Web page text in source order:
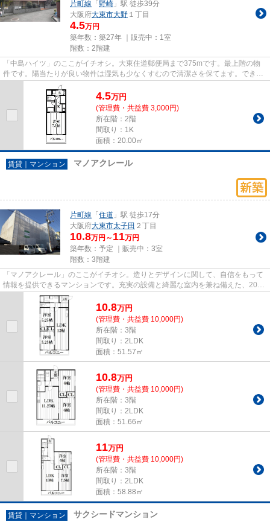
片町線 「 野崎 」駅 徒歩39分
大阪府大東市大野 １丁目
4.5万円
築年数：築27年 ｜販売中： 1室
階数：2階建
「中島ハイツ」のここがイチオシ。大東住道郵便局まで375mです。最上階の物
件です。陽当たりが良い物件は湿気も少なくすむので清潔さを保てます。できる
だけ早めに不動産情報を集めた...
4.5万円
(管理費・共益費 3,000円)
所在階：2階
間取り：1K
面積：20.00㎡
賃貸｜マンション マノアクレール
片町線 「 住道 」駅 徒歩17分
大阪府大東市太子田 ２丁目
10.8万円～ 11万円
築年数：予定 ｜販売中： 3室
階数：3階建
「マノアクレール」のここがイチオシ。造りとデザインに関して、自信をもって
情報を提供できるマンションです。充実の設備と綺麗な室内を兼ね備えた、2026
年築の物件です。最上階の物...
10.8万円
(管理費・共益費 10,000円)
所在階：3階
間取り：2LDK
面積：51.57㎡
10.8万円
(管理費・共益費 10,000円)
所在階：3階
間取り：2LDK
面積：51.66㎡
11万円
(管理費・共益費 10,000円)
所在階：3階
間取り：2LDK
面積：58.88㎡
賃貸｜マンション サクシードマンション